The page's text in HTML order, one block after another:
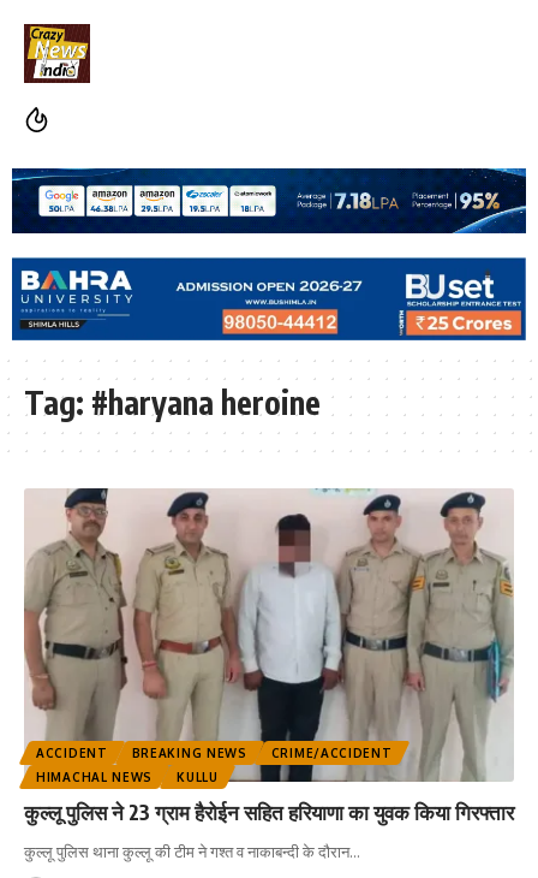
Tag: #haryana heroine
ACCIDENT BREAKING NEWS
CRIME/ACCIDENT
HIMACHAL NEWS
KULLU
कुल्लू पुलिस ने 23 ग्राम हैरोईन सहित हरियाणा का युवक किया गिरफ्तार
कुल्लू पुलिस थाना कुल्लू की टीम ने गश्त व नाकाबन्दी के दौरान…